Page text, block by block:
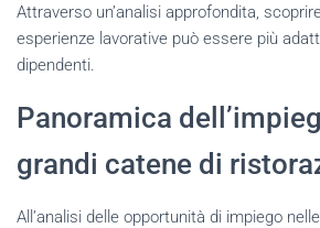
Attraverso un’analisi approfondita,
esperienze lavorative può essere più
dipendenti.
Panoramica
grandi catene di
All’analisi delle opportunità di impiego